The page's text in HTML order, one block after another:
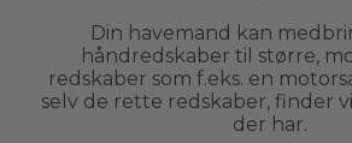
Din havemand kan
håndredskaber til større,
redskaber som f.eks. en
selv de rette redskaber, finder
der har.